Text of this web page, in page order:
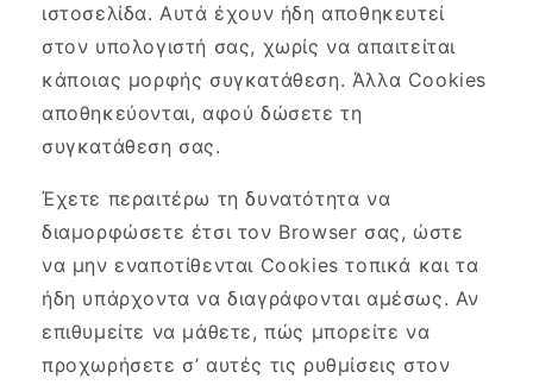
ιστοσελίδα. Αυτά έχουν ήδη αποθηκευτεί
στον υπολογιστή σας, χωρίς να απαιτείται
κάποιας μορφής συγκατάθεση. Άλλα Cookies
αποθηκεύονται, αφού δώσετε τη
συγκατάθεση σας.
Έχετε περαιτέρω τη δυνατότητα να
διαμορφώσετε έτσι τον Browser σας, ώστε
να μην εναποτίθενται Cookies τοπικά και τα
ήδη υπάρχοντα να διαγράφονται αμέσως. Αν
επιθυμείτε να μάθετε, πώς μπορείτε να
προχωρήσετε σ’ αυτές τις ρυθμίσεις στον